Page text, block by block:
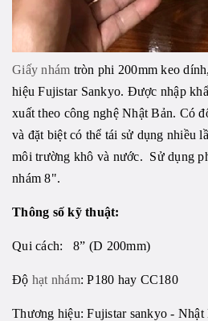
Giấy nhám tròn phi 200mm keo
hiệu Fujistar Sankyo. Được nhập
xuất theo công nghệ Nhật Bản. Có
và đặt biệt có thể tái sử dụng nhiều
môi trường khô và nước. Sử dụng
nhám 8".
Thông số kỹ thuật:
Qui cách: 8” (D 200mm)
Độ hạt nhám: P180 hay CC180
Thương hiệu: Fujistar sankyo - Nhật